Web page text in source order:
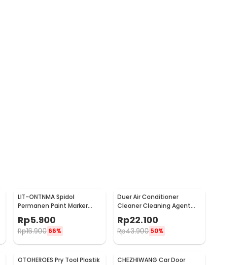
LIT-ONTNMA Spidol
Permanen Paint Marker
MP-01
Rp5.900
Rp16.900 66%
Duer Air Conditioner
Cleaner Cleaning Agent
500ml - QUY1640
Rp22.100
Rp43.900 50%
OTOHEROES Pry Tool Plastik
CHEZHIWANG Car Door